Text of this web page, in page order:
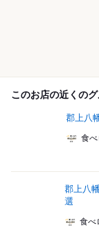
このお店の近くの
郡上八
食
郡上八
選
食べ